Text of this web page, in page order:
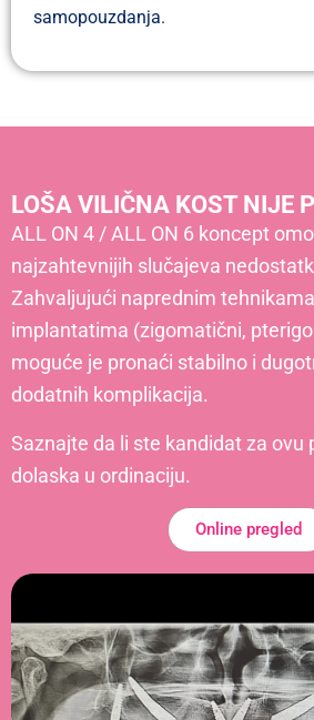
samopouzdanja.
LOŠA VILIČNA KOST NIJE
ALL ON 4 / ALL ON 6 koncept
najzahtevnijih slučajeva
Zahvaljujući naprednim
implantatima (zigomatični,
moguće je pronaći stabilno i
dodatnih komplikacija.
Saznajte da li ste kandidat za ovu
dolaska u ordinaciju.
Online pregled